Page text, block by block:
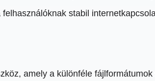
stabil
amely a különféle